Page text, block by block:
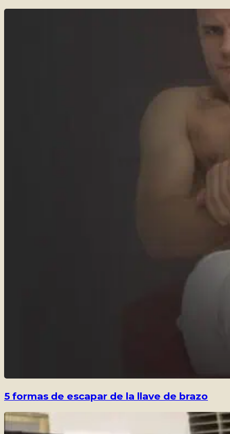
5 formas de escapar de la llave de brazo